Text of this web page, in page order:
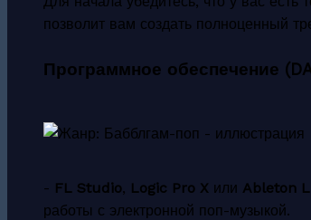
позволит вам создать полноценный
Программное обеспечение
- FL Studio, Logic Pro X или Ableton
работы с электронной поп-музыкой.